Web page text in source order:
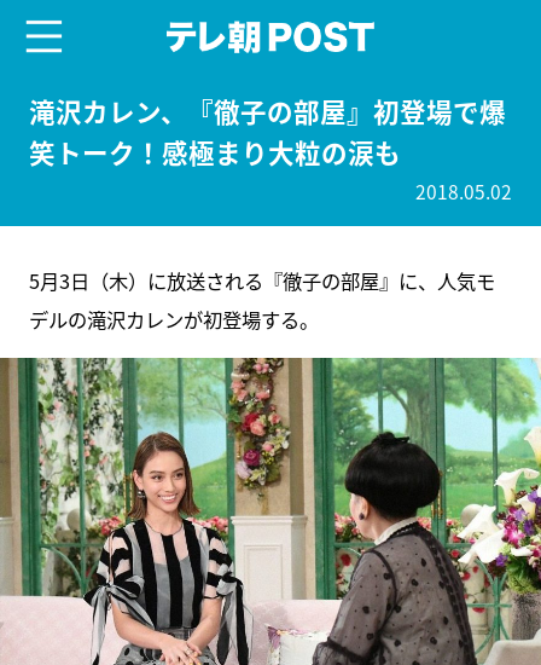
滝沢カレン、『徹子の部屋』初登場で爆
笑トーク！感極まり大粒の涙も
2018.05.02
5月3日（木）に放送される『徹子の部屋』に、人気モ
デルの滝沢カレンが初登場する。